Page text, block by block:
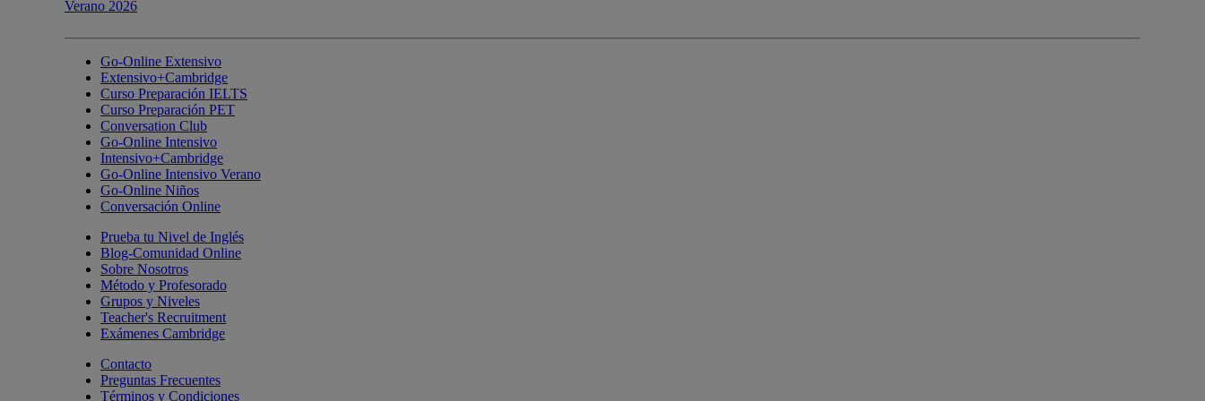
Go-Online Extensivo
Extensivo+Cambridge
Curso Preparación IELTS
Curso Preparación PET
Conversation Club
Go-Online Intensivo
Intensivo+Cambridge
Go-Online Intensivo Verano
Go-Online Niños
Conversación Online
Prueba tu Nivel de Inglés
Blog-Comunidad Online
Sobre Nosotros
Método y Profesorado
Grupos y Niveles
Teacher's Recruitment
Exámenes Cambridge
Contacto
Preguntas Frecuentes
Términos y Condiciones